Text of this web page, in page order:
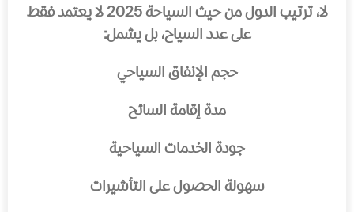
لا، ترتيب الدول من حيث السياحة 2025 لا يعتمد فقط
على عدد السياح، بل يشمل:
حجم الإنفاق السياحي
مدة إقامة السائح
جودة الخدمات السياحية
سهولة الحصول على التأشيرات